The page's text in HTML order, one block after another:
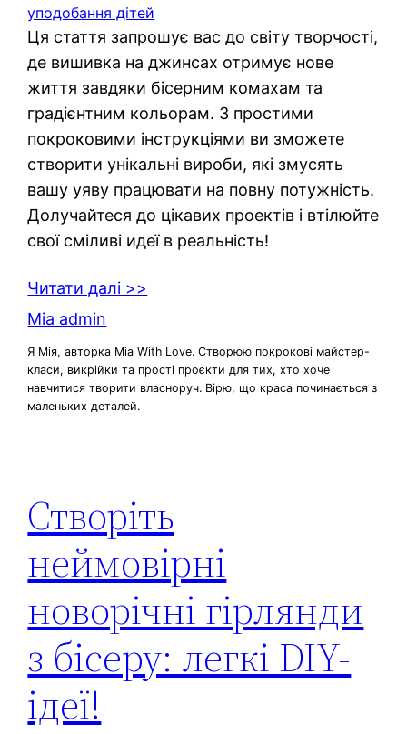
уподобання дітей
Ця стаття запрошує вас до світу творчості,
де вишивка на джинсах отримує нове
життя завдяки бісерним комахам та
градієнтним кольорам. З простими
покроковими інструкціями ви зможете
створити унікальні вироби, які змусять
вашу уяву працювати на повну потужність.
Долучайтеся до цікавих проектів і втілюйте
свої сміливі идеї в реальність!
Читати далі >>
Mia admin
Я Мія, авторка Mia With Love. Створюю покрокові майстер-
класи, викрійки та прості проєкти для тих, хто хоче
навчитися творити власноруч. Вірю, що краса починається з
маленьких деталей.
Створіть
неймовірні
новорічні гірлянди
з бісеру: легкі DIY-
ідеї!